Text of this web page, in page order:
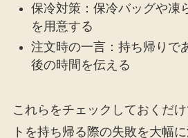
保冷対策：保冷バッグや凍
を用意する
注文時の一言：持ち帰りで
後の時間を伝える
これらをチェックしておくだ
トを持ち帰る際の失敗を大幅